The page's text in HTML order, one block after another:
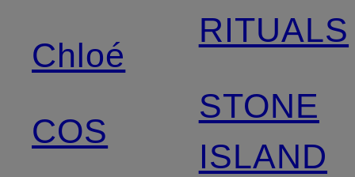
Chloé
COS
RITUALS
STONE
ISLAND